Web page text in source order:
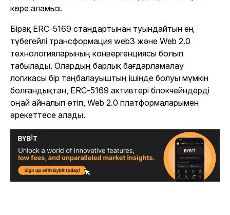
көре аламыз.
Бірақ ERC-5169 стандартынан туындайтын ең
түбегейлі трансформация web3 және Web 2.0
технологияларының конвергенциясы болып
табылады. Олардың барлық бағдарламалау
логикасы бір таңбалауыштың ішінде болуы мүмкін
болғандықтан, ERC-5169 активтері блокчейндерді
оңай айналып өтіп, Web 2.0 платформаларымен
әрекеттесе алады.